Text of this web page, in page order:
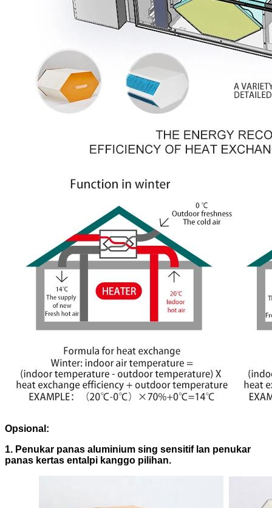
Opsional:
1. Penukar panas aluminium sing sensitif lan penukar
panas kertas entalpi kanggo pilihan.